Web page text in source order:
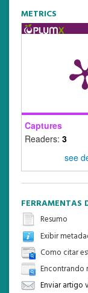
METRICS
Captures
Readers: 3
see
FERRAMENTAS
Resumo
Exibir
Como citar
Encontrando
Enviar artigo